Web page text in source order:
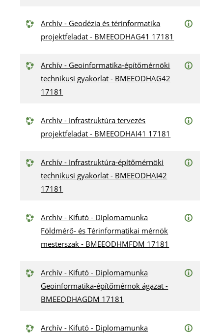
Archív - Geodézia és térinformatika
projektfeladat - BMEEODHAG41 17181
Archív - Geoinformatika-építőmérnöki
technikusi gyakorlat - BMEEODHAG42
17181
Archív - Infrastruktúra tervezés
projektfeladat - BMEEODHAI41 17181
Archív - Infrastruktúra-építőmérnöki
technikusi gyakorlat - BMEEODHAI42
17181
Archív - Kifutó - Diplomamunka
Földmérő- és Térinformatikai mérnök
mesterszak - BMEEODHMFDM 17181
Archív - Kifutó - Diplomamunka
Geoinformatika-építőmérnök ágazat -
BMEEODHAGDM 17181
Archív - Kifutó - Diplomamunka